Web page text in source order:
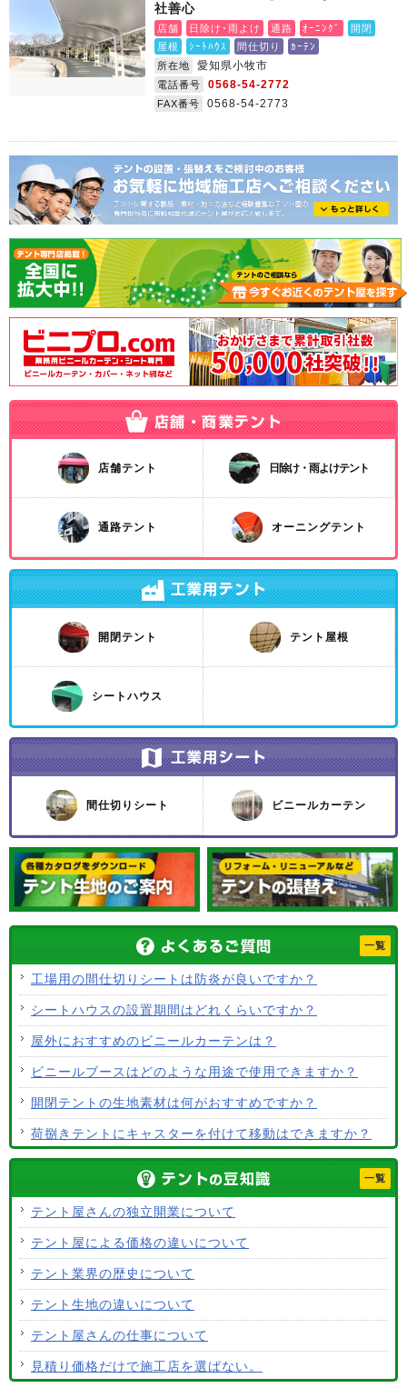
社善心
店舗 日除け･雨よけ 通路 ｵｰﾆﾝｸﾞ
開閉
屋根
ｼｰﾄﾊｳｽ 間仕切り
ｶｰﾃﾝ
所在地
愛知県小牧市
電話番号 0568-54-2772
FAX番号 0568-54-2773
店舗テント 日除け・雨よけテント
通路テント オーニングテント
開閉テント テント屋根
シートハウス
間仕切りシート ビニールカーテン
一覧
工場用の間仕切りシートは防炎が良いですか？
シートハウスの設置期間はどれくらいですか？
屋外におすすめのビニールカーテンは？
ビニールブースはどのような用途で使用できますか？
開閉テントの生地素材は何がおすすめですか？
荷捌きテントにキャスターを付けて移動はできますか？
使用するテント生地の違いは？
ALCなどにオーニングは設置できますか？
テント生地はクリーニングできますか？
一覧
テント屋さんの独立開業について
テント屋による価格の違いについて
テント業界の歴史について
テント生地の違いについて
テント屋さんの仕事について
見積り価格だけで施工店を選ばない。